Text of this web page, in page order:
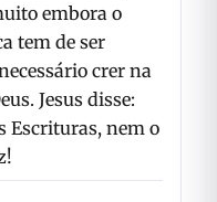
embora o
tem de ser
crer na
Jesus disse:
Escrituras, nem o